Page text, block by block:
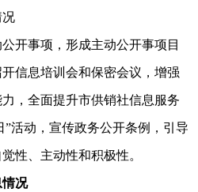
事项，形成主动公开事项目
信息培训会和保密会议，增强
，全面提升市供销社信息服务
”活动，宣传政务公开条例，引导
性、主动性和积极性。
况